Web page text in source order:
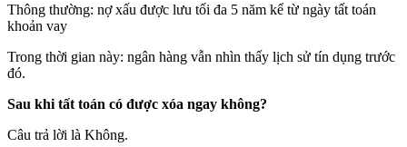
Thông thường: nợ xấu được lưu tối đa 5 năm kể từ ngày tất toán
khoản vay
Trong thời gian này: ngân hàng vẫn nhìn thấy lịch sử tín dụng trước
đó.
Sau khi tất toán có được xóa ngay không?
Câu trả lời là Không.